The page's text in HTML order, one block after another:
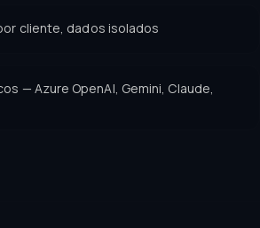
cliente, dados isolados
— Azure OpenAI, Gemini, Claude,